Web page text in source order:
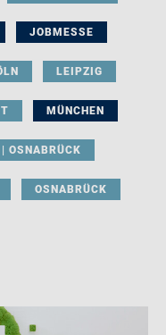
JOBMESSE
LEIPZIG
MÜNCHEN
OSNABRÜCK
OSNABRÜCK